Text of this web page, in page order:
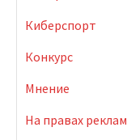
Киберспорт
Конкурс
Мнение
На правах